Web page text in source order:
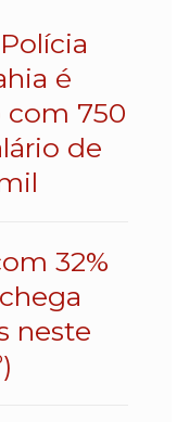
é
750
de
32%
neste